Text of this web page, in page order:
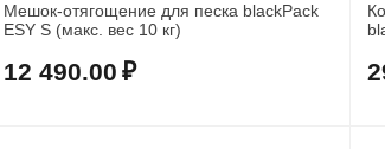
Мешок-отягощение для песка blackPack
ESY S (макс. вес 10 кг)
12 490.00 ₽